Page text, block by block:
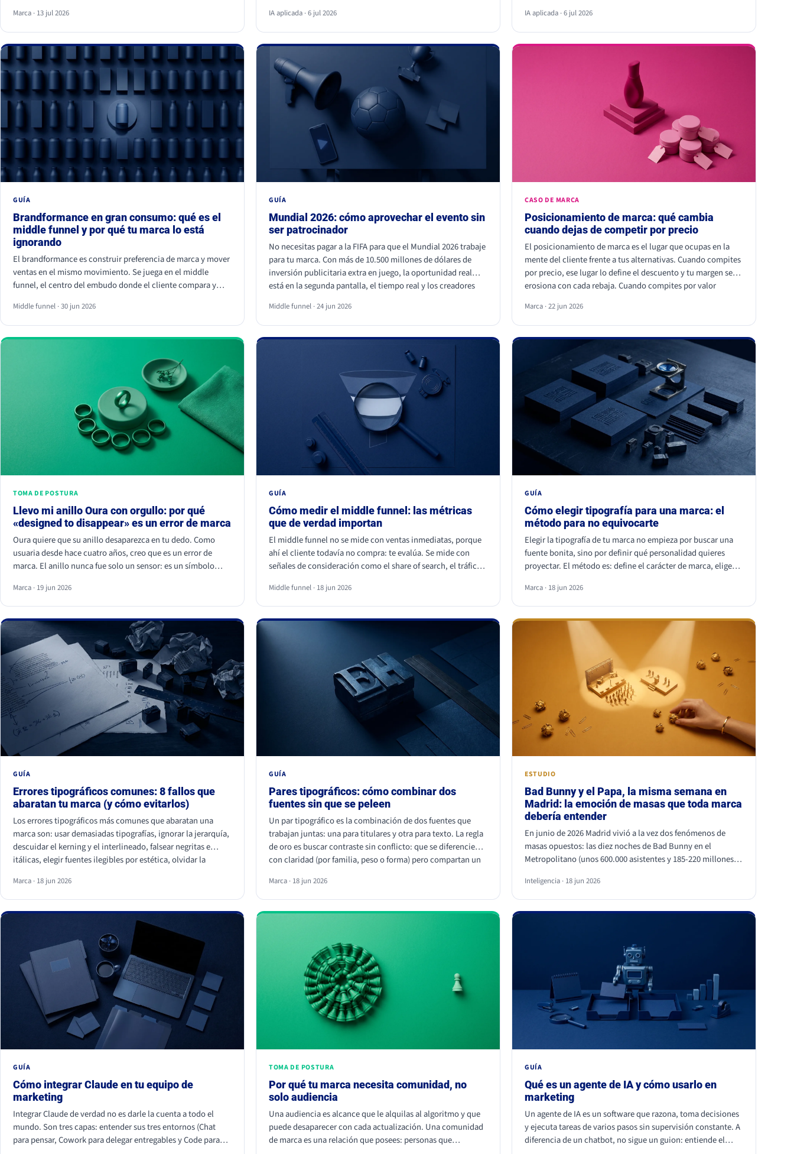
céntimos, la marca de distribuidor siempre va a ganar.
Marca · 13 jul 2026
autoridad de terceros y demostrar experiencia real. Empieza
hoy, porque la IA ya decide a quién nombrar y a quién
ignorar.
IA aplicada · 6 jul 2026
con Claude en el día a día de todo el equipo (contenido,
presentaciones brandeadas, análisis de cuentas y
automatizaciones con HubSpot) y con herramientas propias
IA aplicada · 6 jul 2026
GUÍA
Brandformance en gran consumo: qué es el
middle funnel y por qué tu marca lo está
ignorando
El brandformance es construir preferencia de marca y mover
ventas en el mismo movimiento. Se juega en el middle
funnel, el centro del embudo donde el cliente compara y
gran consumo invierte en los extremos (notoriedad y precio)
y deja ese centro vacío, que es justo donde se gana o se
pierde la venta frente a la marca blanca.
Middle funnel · 30 jun 2026
GUÍA
Mundial 2026: cómo aprovechar el evento sin
ser patrocinador
No necesitas pagar a la FIFA para que el Mundial 2026 trabaje
para tu marca. Con más de 10.500 millones de dólares de
inversión publicitaria extra en juego, la oportunidad real
está en la segunda pantalla, el tiempo real y los creadores
cruzan: usar los símbolos oficiales de la FIFA puede salir muy
caro.
Middle funnel · 24 jun 2026
CASO DE MARCA
Posicionamiento de marca: qué cambia
cuando dejas de competir por precio
El posicionamiento de marca es el lugar que ocupas en la
mente del cliente frente a tus alternativas. Cuando compites
por precio, ese lugar lo define el descuento y tu margen se
erosiona con cada rebaja. Cuando compites por valor
que las marcas percibidas como significativamente
diferentes consiguen que se pague hasta un 38% más.
Marca · 22 jun 2026
TOMA DE POSTURA
Llevo mi anillo Oura con orgullo: por qué
«designed to disappear» es un error de marca
Oura quiere que su anillo desaparezca en tu dedo. Como
usuaria desde hace cuatro años, creo que es un error de
marca. El anillo nunca fue solo un sensor: es un símbolo
de estatus. Cuando borras el símbolo, apagas a la
comunidad que lo hizo valer.
Marca · 19 jun 2026
GUÍA
Cómo medir el middle funnel: las métricas
que de verdad importan
El middle funnel no se mide con ventas inmediatas, porque
ahí el cliente todavía no compra: te evalúa. Se mide con
señales de consideración como el share of search, el tráfico
y la calidad del lead (MQL a SQL). Las impresiones, los likes y
los seguidores no cuentan: son volumen, no preferencia.
Middle funnel · 18 jun 2026
GUÍA
Cómo elegir tipografía para una marca: el
método para no equivocarte
Elegir la tipografía de tu marca no empieza por buscar una
fuente bonita, sino por definir qué personalidad quieres
proyectar. El método es: define el carácter de marca, elige
valida la legibilidad en todos tus soportes, comprueba la
licencia comercial y asegúrate de ser distinto a tu
competencia. La fuente es lo último; la estrategia es lo
Marca · 18 jun 2026
GUÍA
Errores tipográficos comunes: 8 fallos que
abaratan tu marca (y cómo evitarlos)
Los errores tipográficos más comunes que abaratan una
marca son: usar demasiadas tipografías, ignorar la jerarquía,
descuidar el kerning y el interlineado, falsear negritas e
itálicas, elegir fuentes ilegibles por estética, olvidar la
competencia. Casi ninguno se nota de uno en uno, pero
juntos hacen que tu marca parezca improvisada. La buena
noticia: todos se corrigen con criterio, no con presupuesto.
Marca · 18 jun 2026
GUÍA
Pares tipográficos: cómo combinar dos
fuentes sin que se peleen
Un par tipográfico es la combinación de dos fuentes que
trabajan juntas: una para titulares y otra para texto. La regla
de oro es buscar contraste sin conflicto: que se diferencien
con claridad (por familia, peso o forma) pero compartan un
sans serif para texto, o al revés. Lo que nunca funciona es
juntar dos fuentes parecidas pero no iguales: el ojo nota el
choque aunque no sepa por qué.
Marca · 18 jun 2026
ESTUDIO
Bad Bunny y el Papa, la misma semana en
Madrid: la emoción de masas que toda marca
debería entender
En junio de 2026 Madrid vivió a la vez dos fenómenos de
masas opuestos: las diez noches de Bad Bunny en el
Metropolitano (unos 600.000 asistentes y 185-220 millones
quince años, con Cibeles y el Bernabéu llenos. Superficies
distintas, mismo motor: necesidades humanas profundas
(pertenencia, identidad, comunidad y trascendencia). Para
momentos sin criterio sale caro.
Inteligencia · 18 jun 2026
GUÍA
Cómo integrar Claude en tu equipo de
marketing
Integrar Claude de verdad no es darle la cuenta a todo el
mundo. Son tres capas: entender sus tres entornos (Chat
para pensar, Cowork para delegar entregables y Code para
TOMA DE POSTURA
Por qué tu marca necesita comunidad, no
solo audiencia
Una audiencia es alcance que le alquilas al algoritmo y que
puede desaparecer con cada actualización. Una comunidad
de marca es una relación que posees: personas que
GUÍA
Qué es un agente de IA y cómo usarlo en
marketing
Un agente de IA es un software que razona, toma decisiones
y ejecuta tareas de varios pasos sin supervisión constante. A
diferencia de un chatbot, no sigue un guion: entiende el